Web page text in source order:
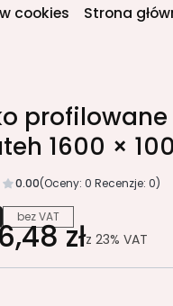
cookies Strona
profilowane
1600 ×
0.00(Oceny: 0 Recenzje: 0)
bez VATzłz 23% VAT